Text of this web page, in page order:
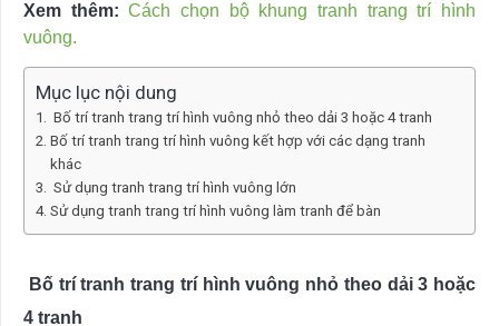
Xem thêm: Cách chọn bộ khung tranh trang trí hình
vuông.
Mục lục nội dung
Bố trí tranh trang trí hình vuông nhỏ theo dải 3 hoặc 4 tranh
Bố trí tranh trang trí hình vuông kết hợp với các dạng tranh
khác
Sử dụng tranh trang trí hình vuông lớn
Sử dụng tranh trang trí hình vuông làm tranh để bàn
Bố trí tranh trang trí hình vuông nhỏ theo dải 3 hoặc
4 tranh